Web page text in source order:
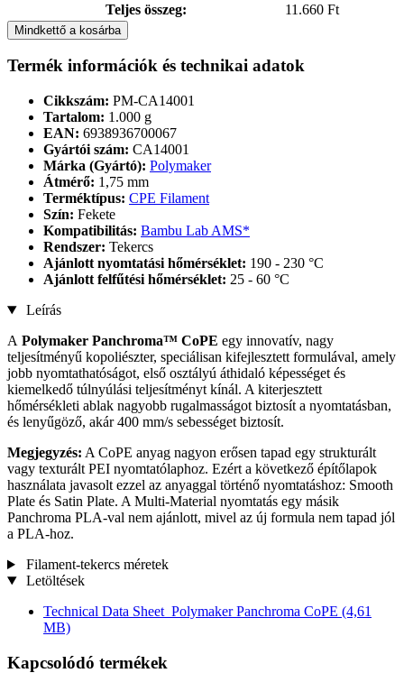
Teljes összeg:
11.660 Ft
Mindkettő a kosárba
Termék információk és technikai adatok
Cikkszám: PM-CA14001
Tartalom: 1.000 g
EAN: 6938936700067
Gyártói szám: CA14001
Márka (Gyártó): Polymaker
Átmérő: 1,75 mm
Terméktípus: CPE Filament
Szín: Fekete
Kompatibilitás: Bambu Lab AMS*
Rendszer: Tekercs
Ajánlott nyomtatási hőmérséklet: 190 - 230 °C
Ajánlott felfűtési hőmérséklet: 25 - 60 °C
Leírás
A Polymaker Panchroma™ CoPE egy innovatív, nagy
teljesítményű kopoliészter, speciálisan kifejlesztett formulával, amely
jobb nyomtathatóságot, első osztályú áthidaló képességet és
kiemelkedő túlnyúlási teljesítményt kínál. A kiterjesztett
hőmérsékleti ablak nagyobb rugalmasságot biztosít a nyomtatásban,
és lenyűgöző, akár 400 mm/s sebességet biztosít.
Megjegyzés: A CoPE anyag nagyon erősen tapad egy strukturált
vagy texturált PEI nyomtatólaphoz. Ezért a következő építőlapok
használata javasolt ezzel az anyaggal történő nyomtatáshoz: Smooth
Plate és Satin Plate. A Multi-Material nyomtatás egy másik
Panchroma PLA-val nem ajánlott, mivel az új formula nem tapad jól
a PLA-hoz.
Filament-tekercs méretek
Letöltések
Technical Data Sheet_Polymaker Panchroma CoPE (4,61
MB)
Kapcsolódó termékek